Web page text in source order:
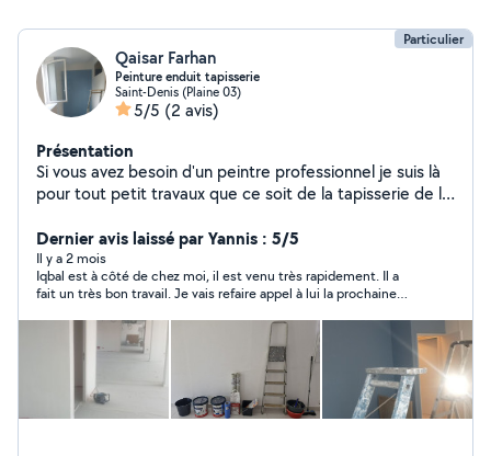
Particulier
Qaisar Farhan
Peinture enduit tapisserie
Saint-Denis (Plaine 03)
5/5 (2 avis)
Présentation
Si vous avez besoin d'un peintre professionnel je suis là
pour tout petit travaux que ce soit de la tapisserie de la
Dernier avis laissé par Yannis : 5/5
Il y a 2 mois
Iqbal est à côté de chez moi, il est venu très rapidement. Il a
fait un très bon travail. Je vais refaire appel à lui la prochaine